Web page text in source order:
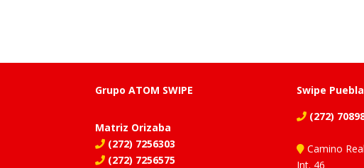
Grupo ATOM SWIPE
Matriz Orizaba
(272) 7256303
(272) 7256575
Swipe Puebla
(272)
Camino
Int. 46